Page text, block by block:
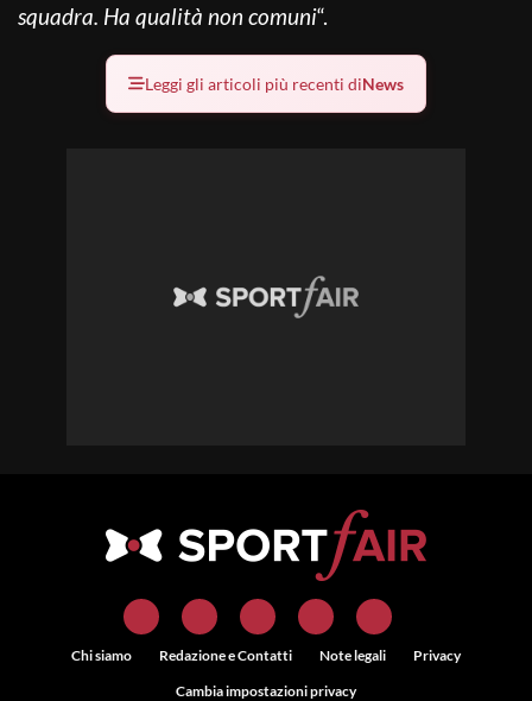
squadra. Ha qualità non comuni“.
Leggi gli articoli più recenti diNews
Chi siamo Redazione e Contatti Note legali
Privacy
Cambia impostazioni privacy